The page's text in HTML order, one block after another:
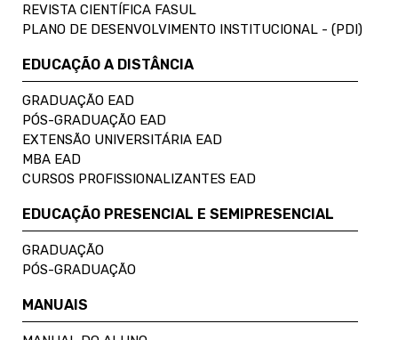
REVISTA CIENTÍFICA FASUL
PLANO DE DESENVOLVIMENTO INSTITUCIONAL - (PDI)
EDUCAÇÃO A DISTÂNCIA
GRADUAÇÃO EAD
PÓS-GRADUAÇÃO EAD
EXTENSÃO UNIVERSITÁRIA EAD
MBA EAD
CURSOS PROFISSIONALIZANTES EAD
EDUCAÇÃO PRESENCIAL E SEMIPRESENCIAL
GRADUAÇÃO
PÓS-GRADUAÇÃO
MANUAIS